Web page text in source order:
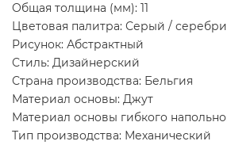
Общая толщина (мм): 11
Цветовая палитра: Серый /
Рисунок: Абстрактный
Стиль: Дизайнерский
Страна производства: Бельгия
Материал основы: Джут
Материал основы гибкого
Тип производства: Механический